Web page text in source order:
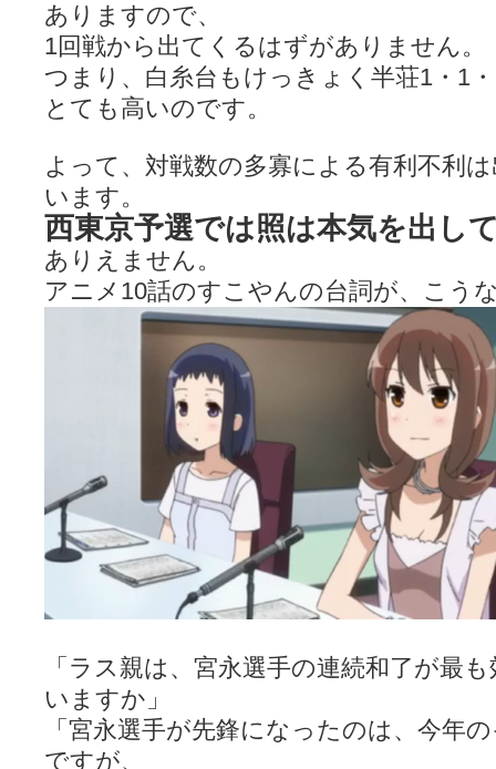
ありますので、
1回戦から出てくるはずがありません。
つまり、白糸台もけっきょく半荘1・1
とても高いのです。
よって、対戦数の多寡による有利不利
います。
西東京予選では照は本気を出し
ありえません。
アニメ10話のすこやんの台詞が、こう
「ラス親は、宮永選手の連続和了が最
いますか」
「宮永選手が先鋒になったのは、今年
ですが、